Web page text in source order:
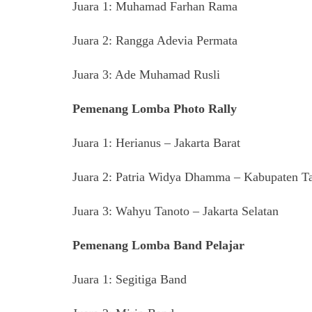
Juara 1: Muhamad Farhan Rama
Juara 2: Rangga Adevia Permata
Juara 3: Ade Muhamad Rusli
Pemenang Lomba Photo Rally
Juara 1: Herianus – Jakarta Barat
Juara 2: Patria Widya Dhamma – Kabupaten
Juara 3: Wahyu Tanoto – Jakarta Selatan
Pemenang Lomba Band Pelajar
Juara 1: Segitiga Band